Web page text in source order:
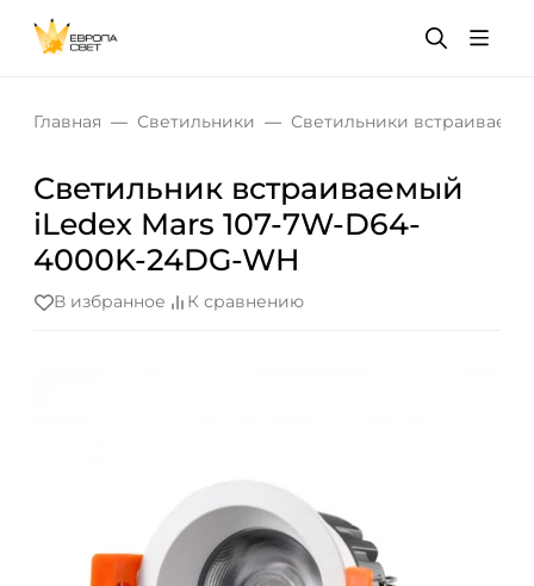
Главная Светильники Светильники
Светильник встраиваемый
iLedex Mars 107-7W-D64-
4000K-24DG-WH
В избранное К сравнению